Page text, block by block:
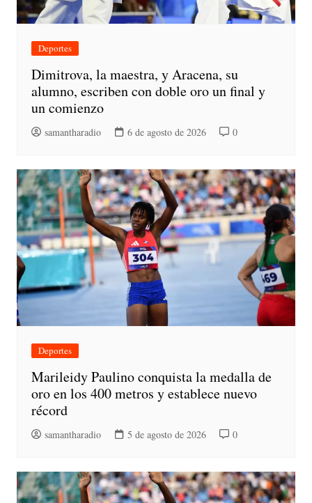
Deportes
Dimitrova, la maestra, y Aracena, su
alumno, escriben con doble oro un final y
un comienzo
samantharadio 6 de agosto de 2026 0
Deportes
Marileidy Paulino conquista la medalla de
oro en los 400 metros y establece nuevo
récord
samantharadio 5 de agosto de 2026 0